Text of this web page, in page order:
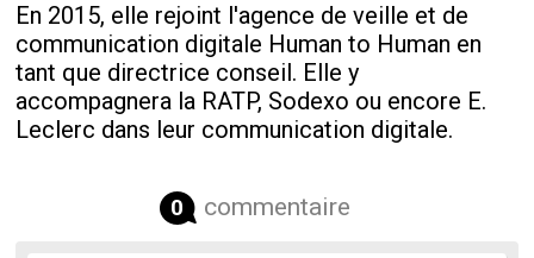
En 2015, elle rejoint l'agence de veille et de
communication digitale Human to Human en
tant que directrice conseil. Elle y
accompagnera la RATP, Sodexo ou encore E.
Leclerc dans leur communication digitale.
0 commentaire